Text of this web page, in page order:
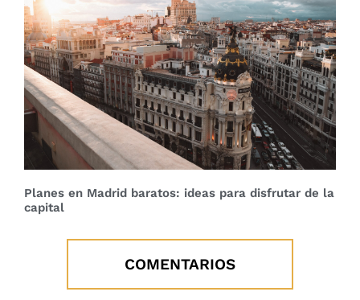
Planes en Madrid baratos: ideas para disfrutar de la
capital
COMENTARIOS